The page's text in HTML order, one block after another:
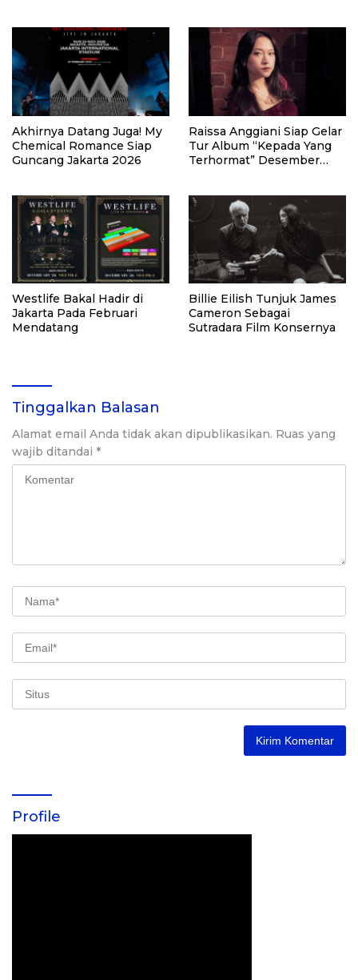
Akhirnya Datang Juga! My
Chemical Romance Siap
Guncang Jakarta 2026
Raissa Anggiani Siap Gelar
Tur Album “Kepada Yang
Terhormat” Desember
Westlife Bakal Hadir di
Jakarta Pada Februari
Mendatang
Billie Eilish Tunjuk James
Cameron Sebagai
Sutradara Film Konsernya
Tinggalkan Balasan
Alamat email Anda tidak akan dipublikasikan. Ruas yang
wajib ditandai *
Profile